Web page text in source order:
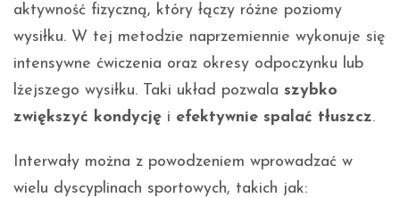
aktywność fizyczną, który łączy różne poziomy
wysiłku. W tej metodzie naprzemiennie wykonuje się
intensywne ćwiczenia oraz okresy odpoczynku lub
lżejszego wysiłku. Taki układ pozwala szybko
zwiększyć kondycję i efektywnie spalać tłuszcz.
Interwały można z powodzeniem wprowadzać w
wielu dyscyplinach sportowych, takich jak: